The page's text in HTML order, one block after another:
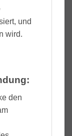
und
wird.
den